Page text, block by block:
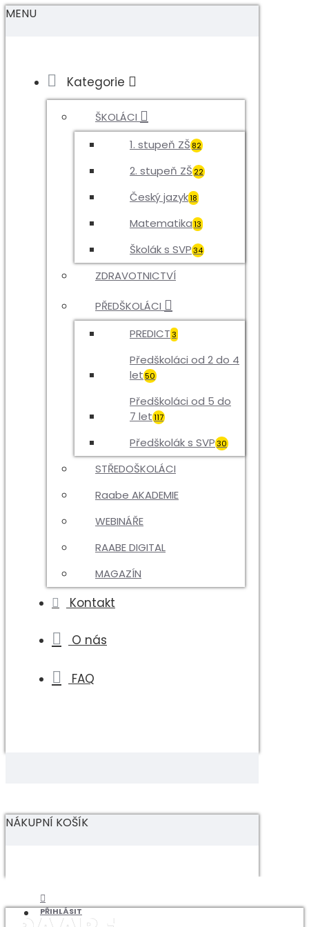
MENU
Kategorie
ŠKOLÁCI
1. stupeň ZŠ 82
2. stupeň ZŠ 22
Český jazyk18
Matematika13
Školák s SVP34
ZDRAVOTNICTVÍ
PŘEDŠKOLÁCI
PREDICT3
Předškoláci od 2 do 4
let50
Předškoláci od 5 do
7 let117
Předškolák s SVP30
STŘEDOŠKOLÁCI
Raabe AKADEMIE
WEBINÁŘE
RAABE DIGITAL
MAGAZÍN
Kontakt
O nás
FAQ
NÁKUPNÍ KOŠÍK
PŘIHLÁSIT